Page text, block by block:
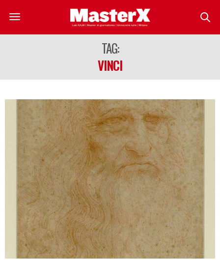
TAG:
VINCI